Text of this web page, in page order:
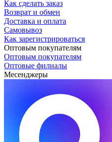
Как сделать заказ
Возврат и обмен
Доставка и оплата
Самовывоз
Как зарегистрироваться
Оптовым покупателям
Оптовым покупателям
Оптовые филиалы
Месенджеры